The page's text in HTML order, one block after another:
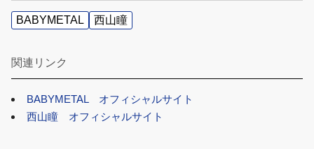
BABYMETAL 西山瞳
関連リンク
BABYMETAL オフィシャルサイト
西山瞳 オフィシャルサイト